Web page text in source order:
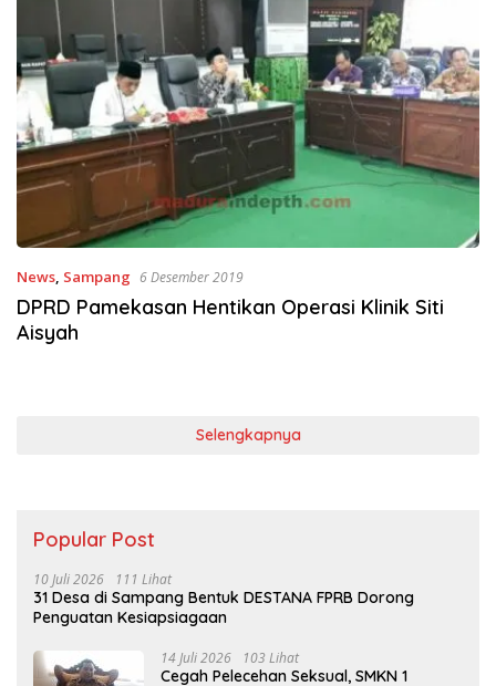
News, Sampang 6 Desember 2019
DPRD Pamekasan Hentikan Operasi Klinik Siti
Aisyah
Selengkapnya
Popular Post
10 Juli 2026 111 Lihat
31 Desa di Sampang Bentuk DESTANA FPRB Dorong
Penguatan Kesiapsiagaan
14 Juli 2026 103 Lihat
Cegah Pelecehan Seksual, SMKN 1